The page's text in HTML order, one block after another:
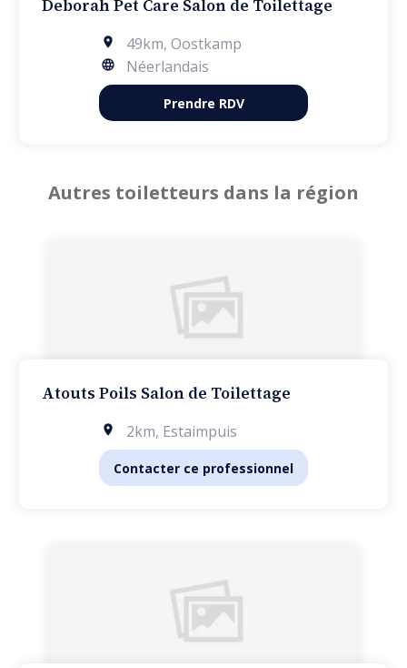
Deborah Pet Care Salon de Toilettage
49km, Oostkamp
Néerlandais
Prendre RDV
Autres toiletteurs dans la région
Atouts Poils Salon de Toilettage
2km, Estaimpuis
Contacter ce professionnel